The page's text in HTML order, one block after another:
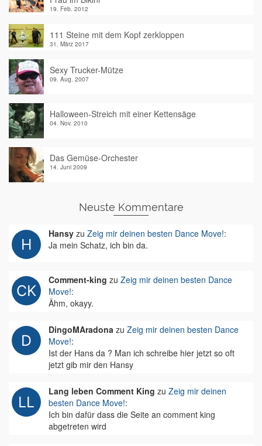
19. Feb. 2012
111 Steine mit dem Kopf zerkloppen
31. März 2017
Sexy Trucker-Mütze
09. Aug. 2007
Halloween-Streich mit einer Kettensäge
04. Nov. 2010
Das Gemüse-Orchester
14. Juni 2009
Neuste Kommentare
Hansy zu Zeig mir deinen besten Dance Move!:
Ja mein Schatz, ich bin da.
Comment-king zu Zeig mir deinen besten Dance
Move!:
Ähm, okayy.
DingoMAradona zu Zeig mir deinen besten Dance
Move!:
Ist der Hans da ? Man ich schreibe hier jetzt so oft
jetzt gib mir den Hansy
Lang leben Comment King zu Zeig mir deinen
besten Dance Move!:
Ich bin dafür dass die Seite an comment king
abgetreten wird